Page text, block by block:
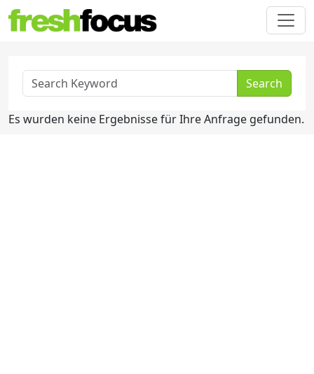
Search
Es wurden keine Ergebnisse für Ihre Anfrage gefunden.